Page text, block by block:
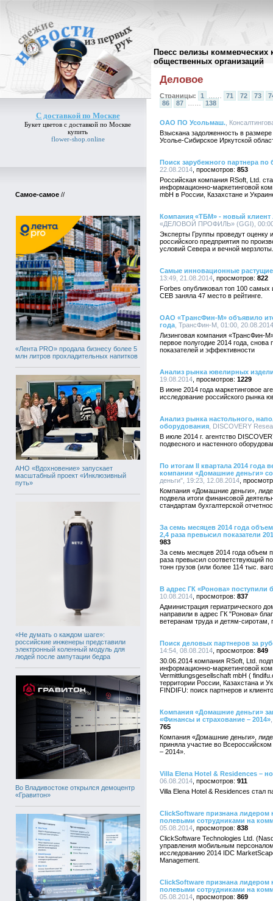
Пресс релизы коммерческих
общественных организаций
С доставкой по Москве
Букет цветов с доставкой по Москве
купить
flower-shop.online
Самое-самое //
«Лента PRO» продала бизнесу более 5
млн литров прохладительных напитков
АНО «Вдохновение» запускает
масштабный проект «Инклюзивный
путь»
«Не думать о каждом шаге»:
российские инженеры представили
электронный коленный модуль для
людей после ампутации бедра
Во Владивостоке открылся демоцентр
«Гравитон»
Архив пресс-релизов//
Деловое
Страницы: 1 71 72 73
86
87 …… 138
ОАО ПО Усольмаш. ,
Взыскана задолженность в
Усолье-Сибирское Иркутской
Поиск зарубежного партнера по
22.08.2014
853
Российская компания RSoft, Ltd.
информационно-маркетинговой
mbH в России, Казахстане и
Компания «ТБМ» - новый
«ДЕЛОВОЙ ПРОФИЛЬ» (GGI),
Эксперты Группы проведут
российского предприятия по
условий Севера и вечной мерзлоты.
Самые инновационные
13:49, 21.08.2014
822
Forbes опубликовал топ 100
CEB заняла 47 место в рейтинге.
ОАО «ТрансФин-М» объявило
года , ТрансФин-М, 01:00, 20.08.2014
Лизинговая компания «ТрансФин-
первое полугодие 2014 года,
показателей и эффективности
Анализ рынка ювелирных
19.08.2014
1229
В июне 2014 года маркетинговое
исследование российского рынка
Анализ рынка настольного,
оборудования , DISCOVERY
В июле 2014 г. агентство
подвесного и настенного
По итогам II квартала 2014 года
компании «Домашние деньги»
деньги", 19:23, 12.08.2014
Компания «Домашние деньги»,
подвела итоги финансовой
стандартам бухгалтерской
За семь месяцев 2014 года
2,4 раза превысил показатели
983
За семь месяцев 2014 года объем
раза превысил соответствующий
тонн грузов (или более 114 тыс.
В адрес ГК «Ронова» поступили
10.08.2014
837
Администрация гериатрического
направили в адрес ГК "Ронова»
ветеранам труда и детям-
Поиск деловых партнеров за
14:54, 08.08.2014
849
30.06.2014 компания RSoft, Ltd.
информационно-маркетинговой
Vermittlungsgesellschaft mbH (
территории России, Казахстана и
FINDIFU: поиск партнеров и
Компания «Домашние деньги»
«Финансы и страхование – 2014»
765
Компания «Домашние деньги»,
приняла участие во
– 2014».
Villa Elena Hotel & Residences –
06.08.2014
911
Villa Elena Hotel & Residences стал
ClickSoftware признана
полевыми сотрудниками на
05.08.2014
838
ClickSoftware Technologies Ltd.
управления мобильным
исследованию 2014 IDC
Management.
ClickSoftware признана
полевыми сотрудниками на
05.08.2014
869